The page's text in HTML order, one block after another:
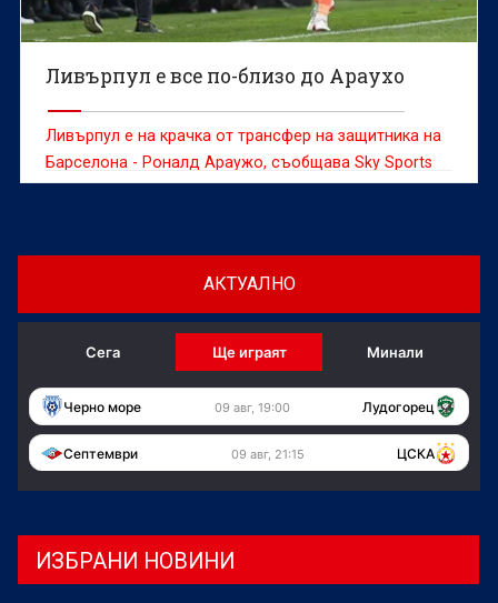
Ливърпул е все по-близо до Араухо
Ливърпул е на крачка от трансфер на защитника на
Барселона - Роналд Араужо, съобщава Sky Sports
АКТУАЛНО
Сега Ще играят Минали
Черно море 09 авг, 19:00 Лудогорец
Септември 09 авг, 21:15 ЦСКА
ИЗБРАНИ НОВИНИ